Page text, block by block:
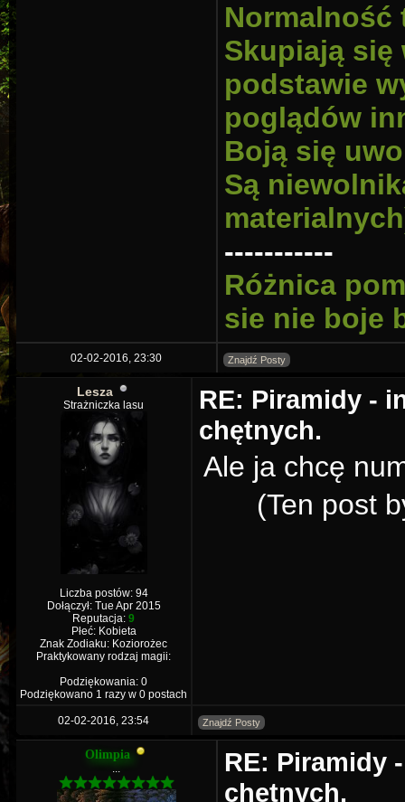
Normalność
Skupiają
podstawie
poglądów
Boją się
Są
-----------
Różnica
sie nie boje
02-02-2016, 23:30 Znajdź Posty
Lesza
Strażniczka lasu
Liczba postów: 94
Dołączył: Tue Apr 2015
Reputacja: 9
Płeć: Kobieta
Znak Zodiaku: Koziorożec
Praktykowany rodzaj magii:
Podziękowania: 0
Podziękowano 1 razy w 0 postach
RE: Piramidy -
chętnych.
Ale ja chcę
(Ten post
02-02-2016, 23:54 Znajdź Posty
Olimpia
...
RE: Piramidy
chętnych.